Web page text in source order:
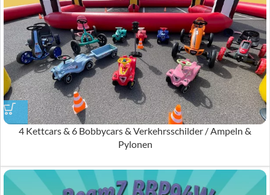
4 Kettcars & 6 Bobbycars & Verkehrsschilder / Ampeln &
Pylonen